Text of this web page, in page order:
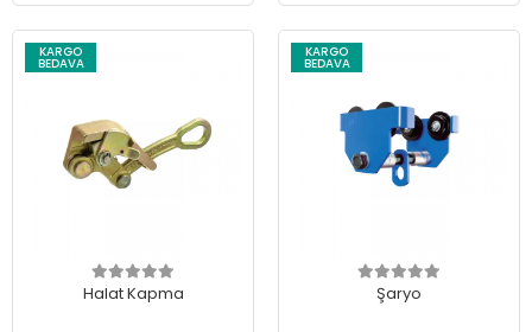
KARGO
BEDAVA
Halat Kapma
KARGO
BEDAVA
Şaryo